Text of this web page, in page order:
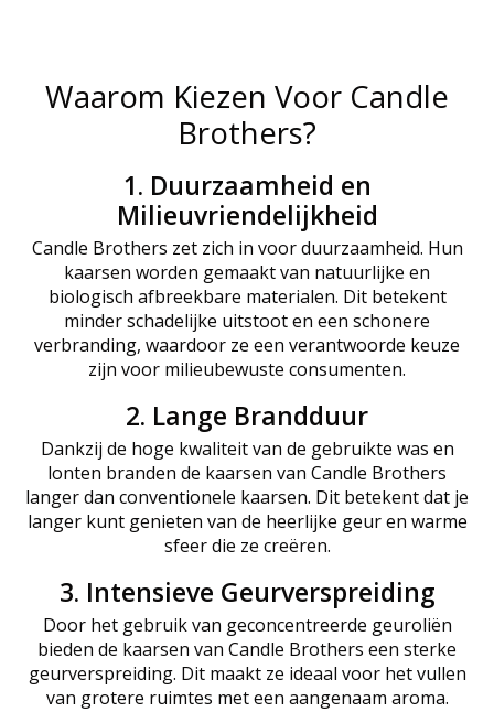
Waarom Kiezen Voor Candle
Brothers?
1. Duurzaamheid en
Milieuvriendelijkheid
Candle Brothers zet zich in voor duurzaamheid. Hun
kaarsen worden gemaakt van natuurlijke en
biologisch afbreekbare materialen. Dit betekent
minder schadelijke uitstoot en een schonere
verbranding, waardoor ze een verantwoorde keuze
zijn voor milieubewuste consumenten.
2. Lange Brandduur
Dankzij de hoge kwaliteit van de gebruikte was en
lonten branden de kaarsen van Candle Brothers
langer dan conventionele kaarsen. Dit betekent dat je
langer kunt genieten van de heerlijke geur en warme
sfeer die ze creëren.
3. Intensieve Geurverspreiding
Door het gebruik van geconcentreerde geuroliën
bieden de kaarsen van Candle Brothers een sterke
geurverspreiding. Dit maakt ze ideaal voor het vullen
van grotere ruimtes met een aangenaam aroma.